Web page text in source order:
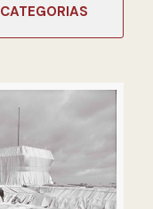
CATEGORIAS